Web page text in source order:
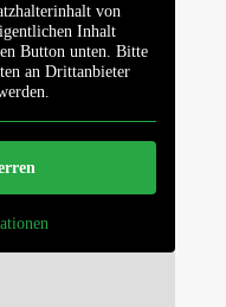
von
Inhalt
Button unten. Bitte
an Drittanbieter